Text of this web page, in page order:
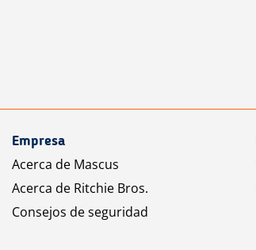
Empresa
Acerca de Mascus
Acerca de Ritchie Bros.
Consejos de seguridad